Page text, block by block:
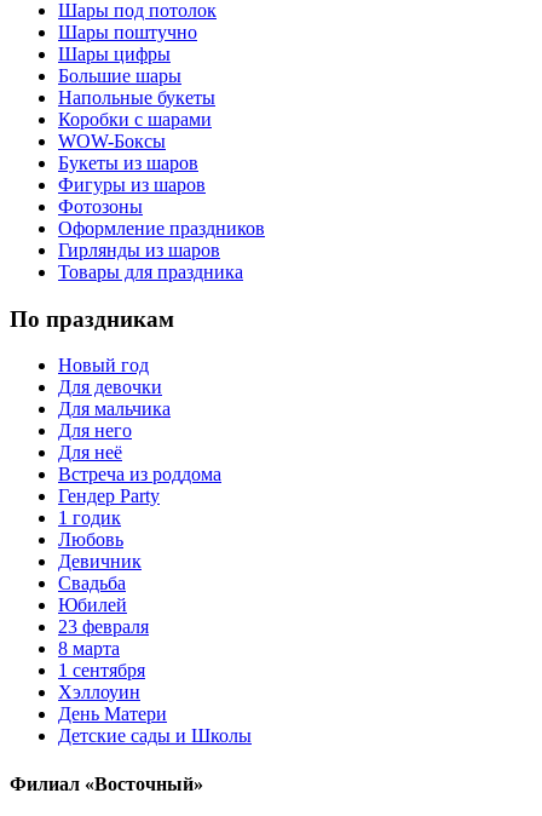
Шары под потолок
Шары поштучно
Шары цифры
Большие шары
Напольные букеты
Коробки с шарами
WOW-Боксы
Букеты из шаров
Фигуры из шаров
Фотозоны
Оформление праздников
Гирлянды из шаров
Товары для праздника
По праздникам
Новый год
Для девочки
Для мальчика
Для него
Для неё
Встреча из роддома
Гендер Party
1 годик
Любовь
Девичник
Свадьба
Юбилей
23 февраля
8 марта
1 сентября
Хэллоуин
День Матери
Детские сады и Школы
Филиал «Восточный»